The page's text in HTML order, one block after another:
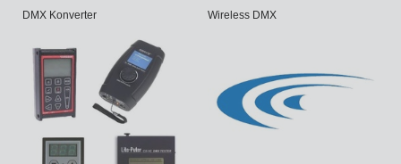
DMX Konverter Wireless DMX